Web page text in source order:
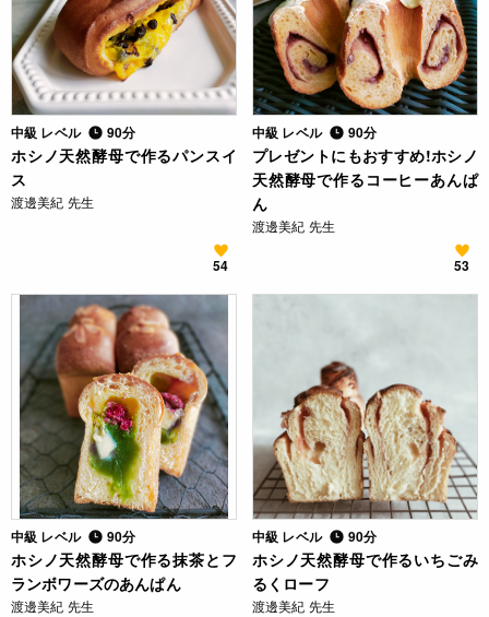
中級 レベル 90分
ホシノ天然酵母で作るパンスイ
ス
渡邊美紀 先生
54
中級 レベル 90分
プレゼントにもおすすめ!ホシノ
天然酵母で作るコーヒーあんぱ
ん
渡邊美紀 先生
53
中級 レベル 90分
ホシノ天然酵母で作る抹茶とフ
ランボワーズのあんぱん
渡邊美紀 先生
中級 レベル 90分
ホシノ天然酵母で作るいちごみ
るくローフ
渡邊美紀 先生